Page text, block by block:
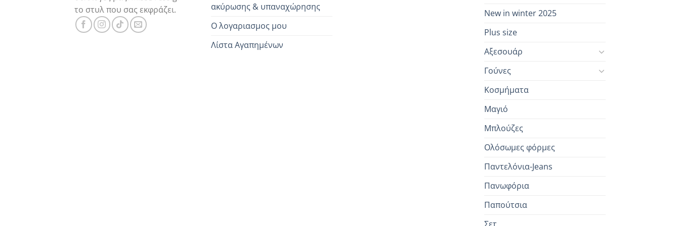
το στυλ που σας εκφράζει.
ακύρωσης & υπαναχώρησης
Ο λογαριασμος μου
Λίστα Αγαπημένων
New in winter 2025
Plus size
Αξεσουάρ
Γούνες
Κοσμήματα
Μαγιό
Μπλούζες
Ολόσωμες φόρμες
Παντελόνια-Jeans
Πανωφόρια
Παπούτσια